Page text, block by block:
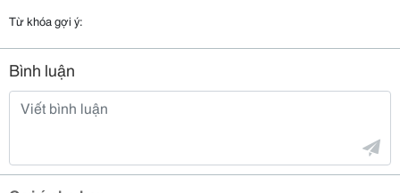
Website:
nHoặc:
Từ khóa gợi ý:
Bình luận